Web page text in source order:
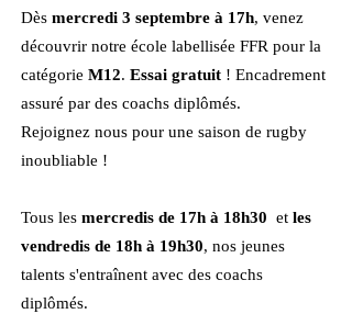
Dès mercredi 3 septembre à 17h, venez
découvrir notre école labellisée FFR pour la
catégorie M12. Essai gratuit ! Encadrement
assuré par des coachs diplômés.
Rejoignez nous pour une saison de rugby
inoubliable !
Tous les mercredis de 17h à 18h30 et les
vendredis de 18h à 19h30, nos jeunes
talents s'entraînent avec des coachs
diplômés.